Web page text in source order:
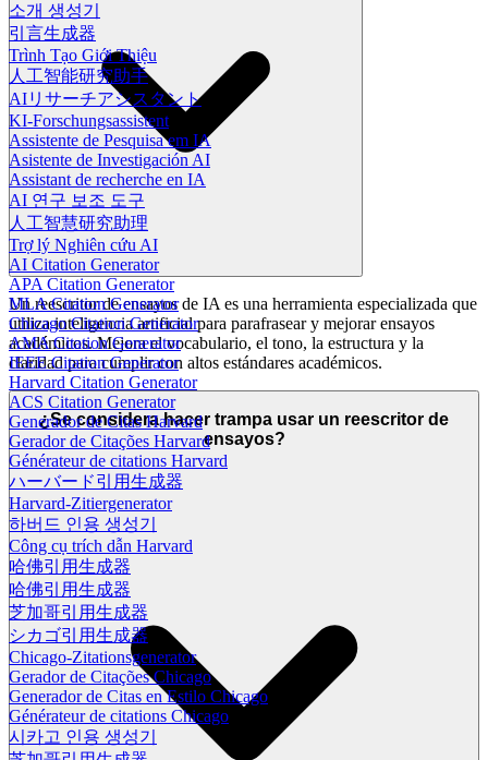
소개 생성기
引言生成器
Trình Tạo Giới Thiệu
人工智能研究助手
AIリサーチアシスタント
KI-Forschungsassistent
Assistente de Pesquisa em IA
Asistente de Investigación AI
Assistant de recherche en IA
AI 연구 보조 도구
人工智慧研究助理
Trợ lý Nghiên cứu AI
AI Citation Generator
APA Citation Generator
MLA Citation Generator
Chicago Citation Generator
AMA Citation Generator
IEEE Citation Generator
Harvard Citation Generator
ACS Citation Generator
Generador de Citas Harvard
Gerador de Citações Harvard
Générateur de citations Harvard
ハーバード引用生成器
Harvard-Zitiergenerator
하버드 인용 생성기
Công cụ trích dẫn Harvard
哈佛引用生成器
哈佛引用生成器
芝加哥引用生成器
シカゴ引用生成器
Chicago-Zitationsgenerator
Gerador de Citações Chicago
Generador de Citas en Estilo Chicago
Générateur de citations Chicago
시카고 인용 생성기
Un reescritor de ensayos de IA es una herramienta especializada que
utiliza inteligencia artificial para parafrasear y mejorar ensayos
académicos. Mejora el vocabulario, el tono, la estructura y la
claridad para cumplir con altos estándares académicos.
¿Se considera hacer trampa usar un reescritor de
ensayos?